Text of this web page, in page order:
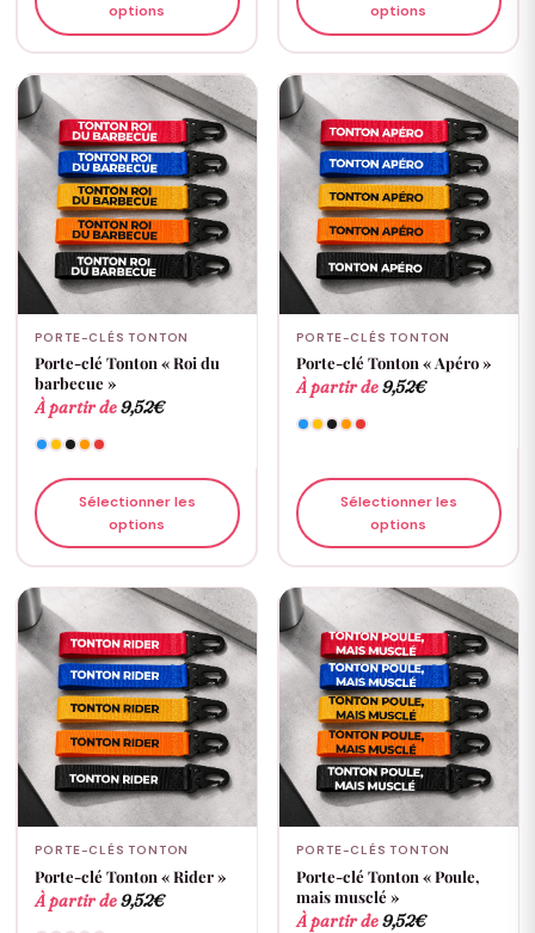
options
options
PORTE-CLÉS TONTON
Porte-clé Tonton « Roi du
barbecue »
À partir de9,52€
Sélectionner les
options
PORTE-CLÉS TONTON
Porte-clé Tonton « Apéro »
À partir de9,52€
Sélectionner les
options
PORTE-CLÉS TONTON
Porte-clé Tonton « Rider »
À partir de9,52€
PORTE-CLÉS TONTON
Porte-clé Tonton « Poule,
mais musclé »
À partir de9,52€